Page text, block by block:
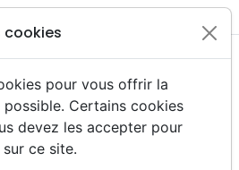
cookies
pour vous offrir la
Certains cookies
devez les accepter pour
ce site.